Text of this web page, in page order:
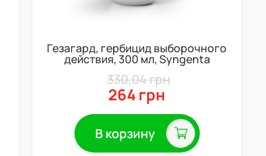
Гезагард, гербицид выборочного
действия, 300 мл, Syngenta
264 грн
330,04 грн
В корзину